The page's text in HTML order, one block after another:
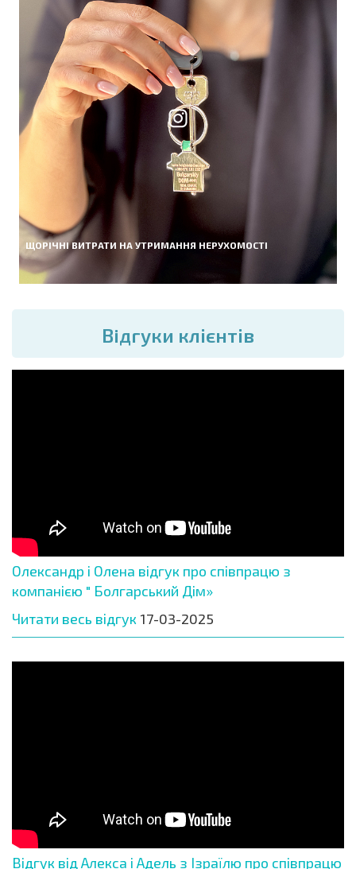
ЩОРІЧНІ ВИТРАТИ НА УТРИМАННЯ НЕРУХОМОСТІ
Вiдгуки клієнтів
Олександр і Олена відгук про співпрацю з
компанією " Болгарський Дім»
Читати весь відгук 17-03-2025
Відгук від Алекса і Адель з Ізраїлю про співпрацю